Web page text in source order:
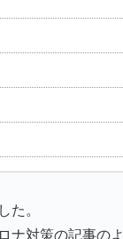
た。
ナ対策の記事のよ